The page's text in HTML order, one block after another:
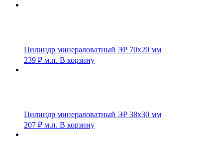
Цилиндр минераловатный ЭР 70х20 мм
239 ₽ м.п. В корзину
Цилиндр минераловатный ЭР 38х30 мм
207 ₽ м.п. В корзину